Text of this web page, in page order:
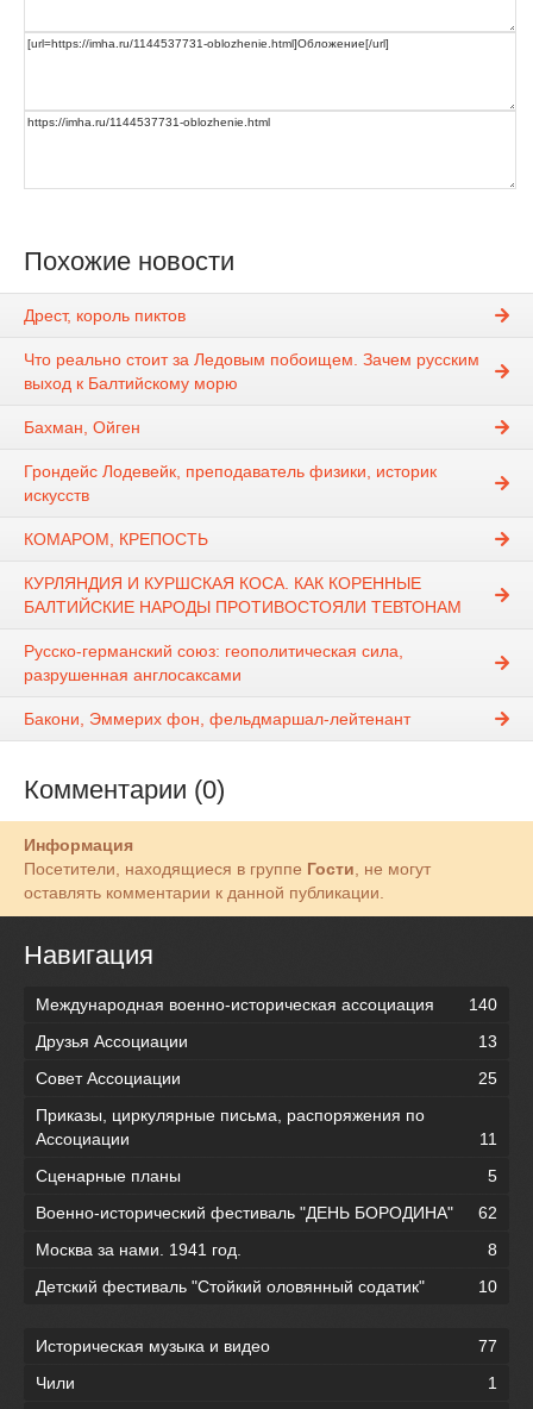
Похожие новости
Дрест, король пиктов
Что реально стоит за Ледовым побоищем. Зачем русским
выход к Балтийскому морю
Бахман, Ойген
Грондейс Лодевейк, преподаватель физики, историк
искусств
КОМАРОМ, КРЕПОСТЬ
КУРЛЯНДИЯ И КУРШСКАЯ КОСА. КАК КОРЕННЫЕ
БАЛТИЙСКИЕ НАРОДЫ ПРОТИВОСТОЯЛИ ТЕВТОНАМ
Русско-германский союз: геополитическая сила,
разрушенная англосаксами
Бакони, Эммерих фон, фельдмаршал-лейтенант
Комментарии (0)
Информация
Посетители, находящиеся в группе Гости , не могут
оставлять комментарии к данной публикации.
Навигация
Международная военно-историческая ассоциация
140
Друзья Ассоциации
13
Совет Ассоциации
25
Приказы, циркулярные письма, распоряжения по
Ассоциации
11
Сценарные планы
5
Военно-исторический фестиваль "ДЕНЬ БОРОДИНА"
62
Москва за нами. 1941 год.
8
Детский фестиваль "Стойкий оловянный содатик"
10
Историческая музыка и видео
77
Чили
1